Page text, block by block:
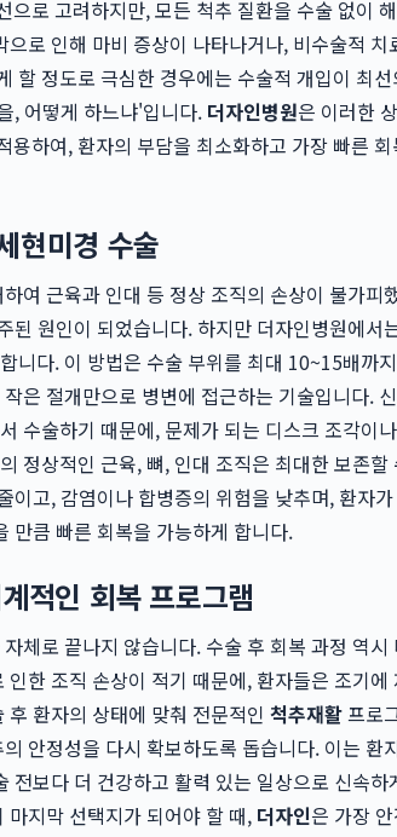
으로 고려하지만, 모든 척추 질환을 수술 없이
로 인해 마비 증상이 나타나거나, 비수술적 치
할 정도로 극심한 경우에는 수술적 개입이 최선
, 어떻게 하느냐'입니다. 더자인병원은 이러한
용하여, 환자의 부담을 최소화하고 가장 빠른
현미경 수술
여 근육과 인대 등 정상 조직의 손상이 불가피
된 원인이 되었습니다. 하지만 더자인병원에서
니다. 이 방법은 수술 부위를 최대 10~15배까
은 절개만으로 병변에 접근하는 기술입니다.
수술하기 때문에, 문제가 되는 디스크 조각이
정상적인 근육, 뼈, 인대 조직은 최대한 보존할
이고, 감염이나 합병증의 위험을 낮추며, 환자
만큼 빠른 회복을 가능하게 합니다.
적인 회복 프로그램
체로 끝나지 않습니다. 수술 후 회복 과정 역시
한 조직 손상이 적기 때문에, 환자들은 조기에
환자의 상태에 맞춰 전문적인 척추재활프로
안정성을 다시 확보하도록 돕습니다. 이는 환
전보다 더 건강하고 활력 있는 일상으로 신속하
지막 선택지가 되어야 할 때, 더자인은 가장